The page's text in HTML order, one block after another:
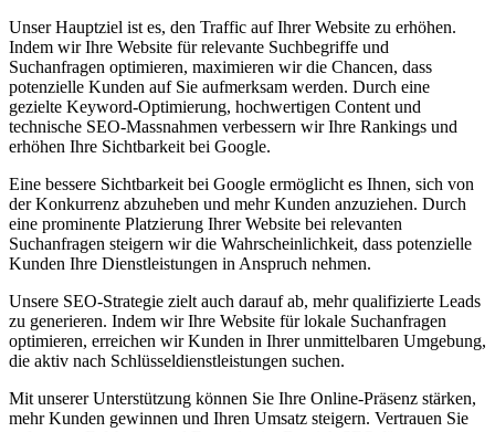
Unser Hauptziel ist es, den Traffic auf Ihrer Website zu erhöhen.
Indem wir Ihre Website für relevante Suchbegriffe und
Suchanfragen optimieren, maximieren wir die Chancen, dass
potenzielle Kunden auf Sie aufmerksam werden. Durch eine
gezielte Keyword-Optimierung, hochwertigen Content und
technische SEO-Massnahmen verbessern wir Ihre Rankings und
erhöhen Ihre Sichtbarkeit bei Google.
Eine bessere Sichtbarkeit bei Google ermöglicht es Ihnen, sich von
der Konkurrenz abzuheben und mehr Kunden anzuziehen. Durch
eine prominente Platzierung Ihrer Website bei relevanten
Suchanfragen steigern wir die Wahrscheinlichkeit, dass potenzielle
Kunden Ihre Dienstleistungen in Anspruch nehmen.
Unsere SEO-Strategie zielt auch darauf ab, mehr qualifizierte Leads
zu generieren. Indem wir Ihre Website für lokale Suchanfragen
optimieren, erreichen wir Kunden in Ihrer unmittelbaren Umgebung,
die aktiv nach Schlüsseldienstleistungen suchen.
Mit unserer Unterstützung können Sie Ihre Online-Präsenz stärken,
mehr Kunden gewinnen und Ihren Umsatz steigern. Vertrauen Sie